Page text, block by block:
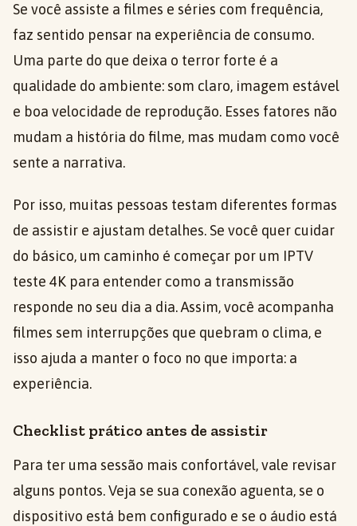
Se você assiste a filmes e séries com frequência,
faz sentido pensar na experiência de consumo.
Uma parte do que deixa o terror forte é a
qualidade do ambiente: som claro, imagem estável
e boa velocidade de reprodução. Esses fatores não
mudam a história do filme, mas mudam como você
sente a narrativa.
Por isso, muitas pessoas testam diferentes formas
de assistir e ajustam detalhes. Se você quer cuidar
do básico, um caminho é começar por um IPTV
teste 4K para entender como a transmissão
responde no seu dia a dia. Assim, você acompanha
filmes sem interrupções que quebram o clima, e
isso ajuda a manter o foco no que importa: a
experiência.
Checklist prático antes de assistir
Para ter uma sessão mais confortável, vale revisar
alguns pontos. Veja se sua conexão aguenta, se o
dispositivo está bem configurado e se o áudio está